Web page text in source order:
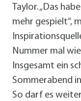
Taylor. „Das
mehr gespielt“,
Nummer mal
Insgesamt ein
Sommerabend
So darf es